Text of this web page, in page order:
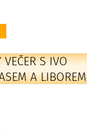
VEČER S IVO
A LIBOREM